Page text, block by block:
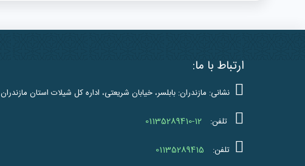
ارتباط با ما:
نشانی: مازندران: بابلسر، خیابان شریعتی، اداره کل شیلات استان مازندران
تلفن: 01135289410-12
تلفن: 01135289415